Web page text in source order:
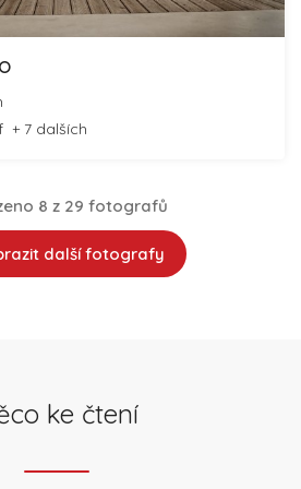
+ 7 dalších
8 z 29 fotografů
další fotografy
ke čtení